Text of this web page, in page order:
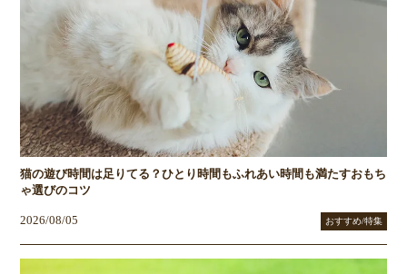
猫の遊び時間は足りてる？ひとり時間もふれあい時間も満たすおもち
ゃ選びのコツ
2026/08/05 おすすめ/特集